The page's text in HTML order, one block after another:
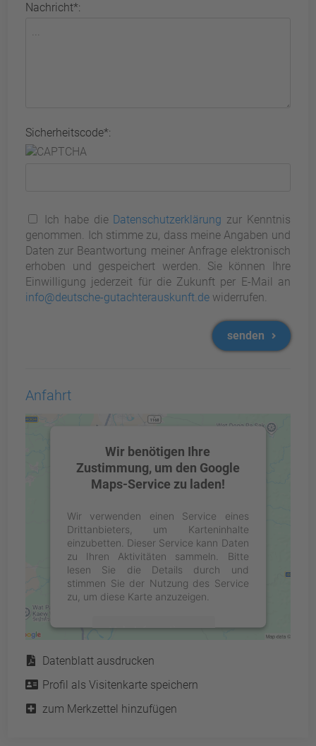
Nachricht*:
Sicherheitscode*:
Ich habe die Datenschutzerklärung zur Kenntnis
genommen. Ich stimme zu, dass meine Angaben und
Daten zur Beantwortung meiner Anfrage elektronisch
erhoben und gespeichert werden. Sie können Ihre
Einwilligung jederzeit für die Zukunft per E-Mail an
info@deutsche-gutachterauskunft.de widerrufen.
senden
Anfahrt
Wir benötigen Ihre
Zustimmung, um den Google
Maps-Service zu laden!
Wir verwenden einen Service eines
Drittanbieters, um Karteninhalte
einzubetten. Dieser Service kann Daten
zu Ihren Aktivitäten sammeln. Bitte
lesen Sie die Details durch und
stimmen Sie der Nutzung des Service
zu, um diese Karte anzuzeigen.
Mehr Informationen
Akzeptieren
powered by Usercentrics Consent
Management Platform
Service
Datenblatt ausdrucken
Profil als Visitenkarte speichern
zum Merkzettel hinzufügen